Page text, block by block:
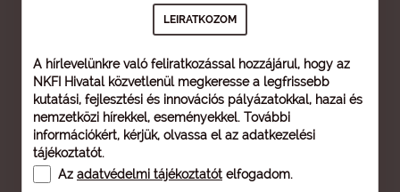
A hírlevelünkre való feliratkozással hozzájárul, hogy az
NKFI Hivatal közvetlenül megkeresse a legfrissebb
kutatási, fejlesztési és innovációs pályázatokkal, hazai és
nemzetközi hírekkel, eseményekkel. További
információkért, kérjük, olvassa el az adatkezelési
tájékoztatót.
Az adatvédelmi tájékoztatót elfogadom.